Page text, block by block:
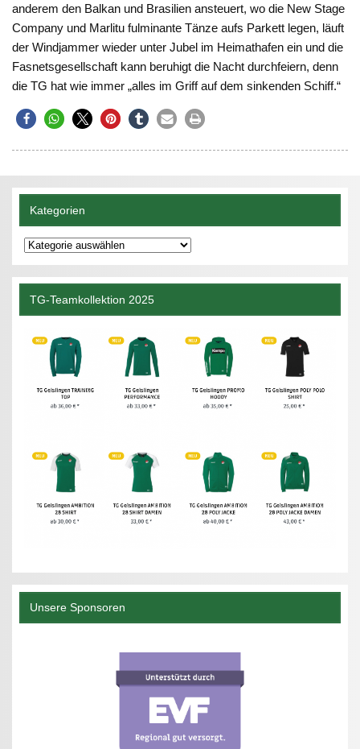
anderem den Balkan und Brasilien ansteuert, wo die New Stage
Company und Marlitu fulminante Tänze aufs Parkett legen, läuft
der Windjammer wieder unter Jubel im Heimathafen ein und die
Fasnetsgesellschaft kann beruhigt die Nacht durchfeiern, denn
die TG hat wie immer „alles im Griff auf dem sinkenden Schiff.“
Kategorien
Kategorien
TG-Teamkollektion 2025
Unsere Sponsoren